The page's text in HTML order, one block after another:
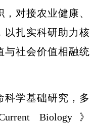
对接农业健康、
以扎实科研助力核
与社会价值相融统
科学基础研究，多
Biology》